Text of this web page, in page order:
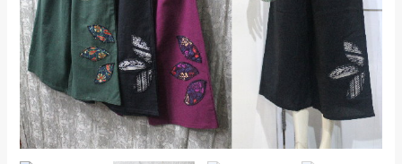
先
問
_
多
色
_
單
邊